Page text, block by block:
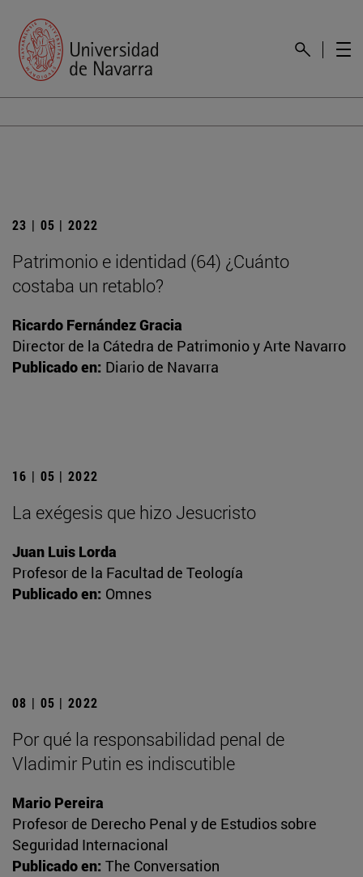
23 | 05 | 2022
Patrimonio e identidad (64) ¿Cuánto
costaba un retablo?
Ricardo Fernández Gracia
Director de la Cátedra de Patrimonio y Arte Navarro
Publicado en: Diario de Navarra
16 | 05 | 2022
La exégesis que hizo Jesucristo
Juan Luis Lorda
Profesor de la Facultad de Teología
Publicado en: Omnes
08 | 05 | 2022
Por qué la responsabilidad penal de
Vladimir Putin es indiscutible
Mario Pereira
Profesor de Derecho Penal y de Estudios sobre
Seguridad Internacional
Publicado en: The Conversation